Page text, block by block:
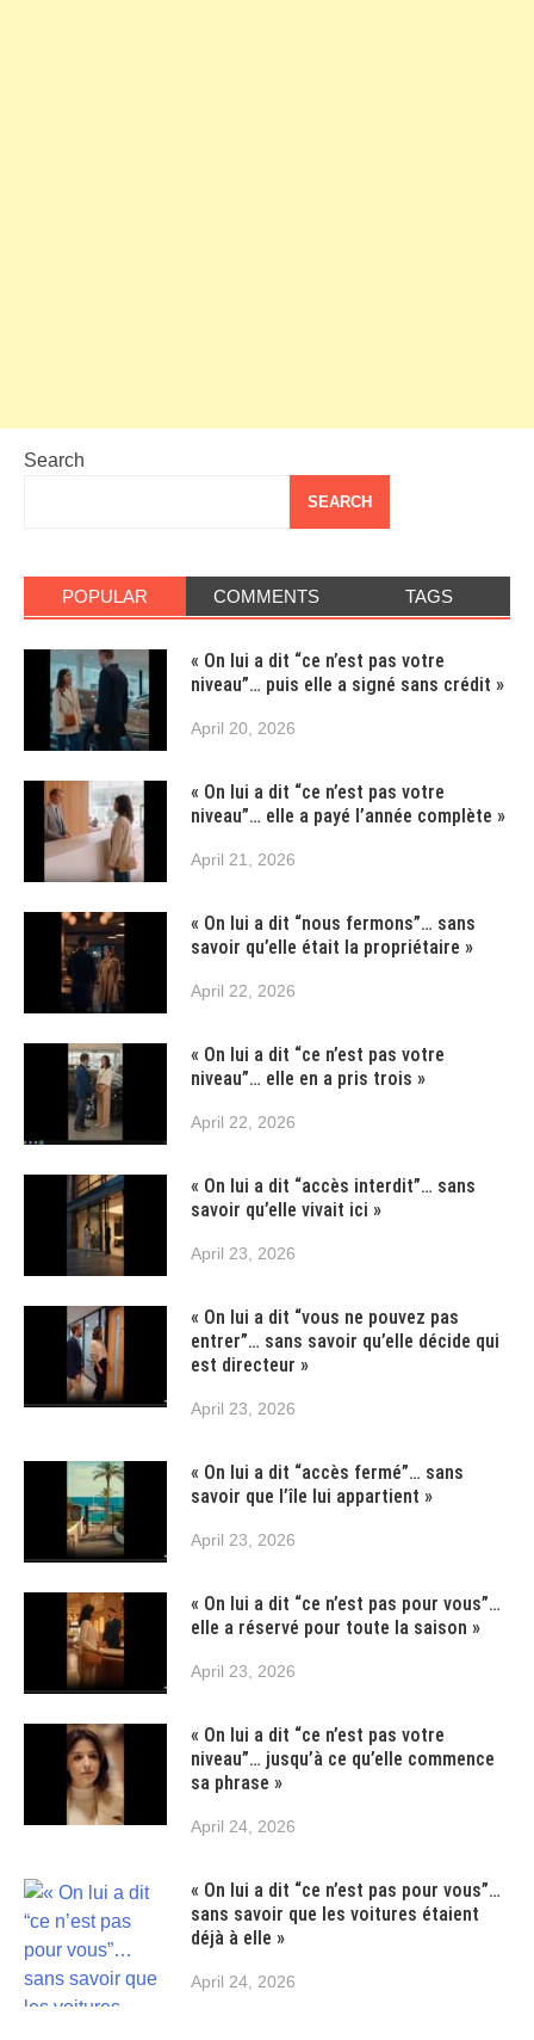
Search
SEARCH
POPULAR COMMENTS TAGS
« On lui a dit “ce n’est pas votre
niveau”… puis elle a signé sans crédit »
April 20, 2026
« On lui a dit “ce n’est pas votre
niveau”… elle a payé l’année complète »
April 21, 2026
« On lui a dit “nous fermons”… sans
savoir qu’elle était la propriétaire »
April 22, 2026
« On lui a dit “ce n’est pas votre
niveau”… elle en a pris trois »
April 22, 2026
« On lui a dit “accès interdit”… sans
savoir qu’elle vivait ici »
April 23, 2026
« On lui a dit “vous ne pouvez pas
entrer”… sans savoir qu’elle décide qui
est directeur »
April 23, 2026
« On lui a dit “accès fermé”… sans
savoir que l’île lui appartient »
April 23, 2026
« On lui a dit “ce n’est pas pour vous”…
elle a réservé pour toute la saison »
April 23, 2026
« On lui a dit “ce n’est pas votre
niveau”… jusqu’à ce qu’elle commence
sa phrase »
April 24, 2026
« On lui a dit “ce n’est pas pour vous”…
sans savoir que les voitures étaient
déjà à elle »
April 24, 2026